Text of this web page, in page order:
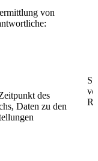
von
des
Daten zu den